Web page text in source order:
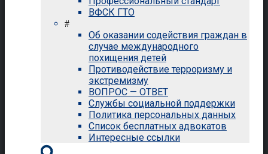
ВФСК ГТО
#
Об оказании содействия граждан в
случае международного
похищения детей
Противодействие терроризму и
экстремизму
ВОПРОС — ОТВЕТ
Службы социальной поддержки
Политика персональных данных
Список бесплатных адвокатов
Интересные ссылки